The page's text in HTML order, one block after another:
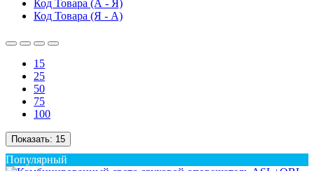
Код Товара (А - Я)
Код Товара (Я - А)
15
25
50
75
100
Показать: 15
Популярный